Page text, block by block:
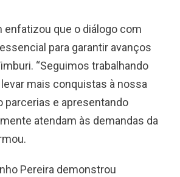
enfatizou que o diálogo com
para garantir avanços
“Seguimos trabalhando
mais conquistas à nossa
parcerias e apresentando
atendam às demandas da
Pereira demonstrou